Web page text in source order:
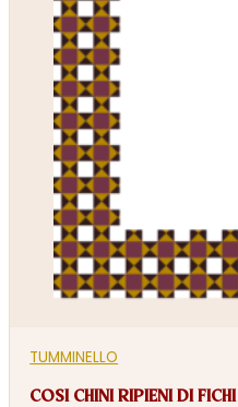
TUMMINELLO
COSI CHINI RIPIENI DI FICHI